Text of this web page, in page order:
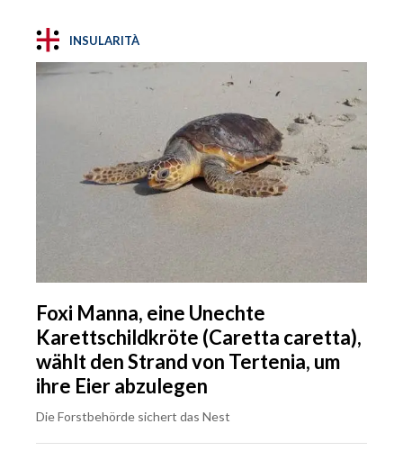
INSULARITÀ
Foxi Manna, eine Unechte
Karettschildkröte (Caretta caretta),
wählt den Strand von Tertenia, um
ihre Eier abzulegen
Die Forstbehörde sichert das Nest